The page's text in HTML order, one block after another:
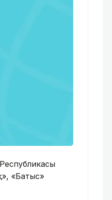
«Батыс»